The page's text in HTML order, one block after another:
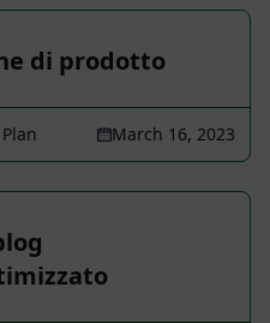
di prodotto
March 16, 2023